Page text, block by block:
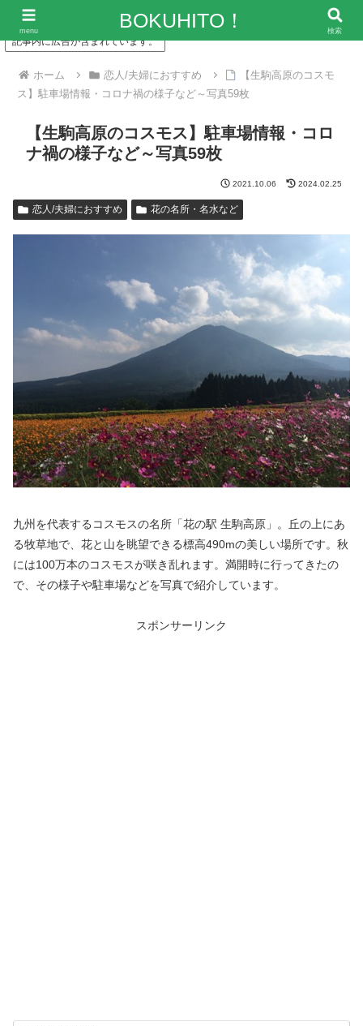
記事内に広告が含まれています。
ホーム 恋人/夫婦におすすめ
【生駒高原のコスモ
ス】駐車場情報・コロナ禍の様子など～写真59枚
【生駒高原のコスモス】駐車場情報・コロ
ナ禍の様子など～写真59枚
2021.10.06 2024.02.25
恋人/夫婦におすすめ 花の名所・名水など
九州を代表するコスモスの名所「花の駅 生駒高原」。丘の上にあ
る牧草地で、花と山を眺望できる標高490mの美しい場所です。秋
には100万本のコスモスが咲き乱れます。満開時に行ってきたの
で、その様子や駐車場などを写真で紹介しています。
スポンサーリンク
menu BOKUHITO！ 検索